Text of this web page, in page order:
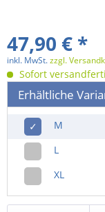
47,90 € *
inkl. MwSt.zzgl.
Sofort
Erhältliche
✓ M
L
XL